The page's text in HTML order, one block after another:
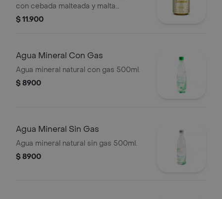
con cebada malteada y malta
caramelo, en presentación de lata por
$ 11.900
Agua Mineral Con Gas
Agua mineral natural con gas 500ml.
$ 8900
Agua Mineral Sin Gas
Agua mineral natural sin gas 500ml.
$ 8900